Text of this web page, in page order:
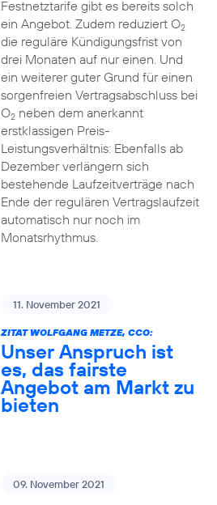
Festnetztarife gibt es bereits solch
ein Angebot. Zudem reduziert O2
die reguläre Kündigungsfrist von
drei Monaten auf nur einen. Und
ein weiterer guter Grund für einen
sorgenfreien Vertragsabschluss bei
O2neben dem anerkannt
erstklassigen Preis-
Leistungsverhältnis: Ebenfalls ab
Dezember verlängern sich
bestehende Laufzeitverträge nach
Ende der regulären Vertragslaufzeit
automatisch nur noch im
Monatsrhythmus.
11. November 2021
ZITAT WOLFGANG METZE, CCO:
Unser Anspruch ist
es, das fairste
Angebot am Markt zu
bieten
09. November 2021